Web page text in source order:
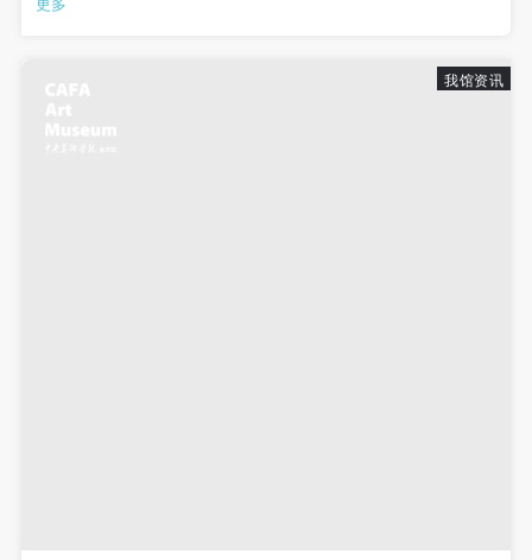
展了“追根溯源，重温历史”红色“1+1”活动，在活动中重温入党誓
我馆资讯